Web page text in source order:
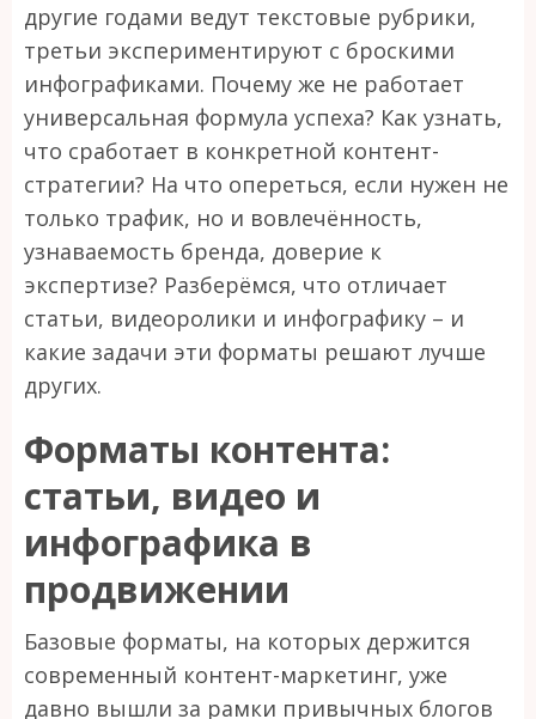
другие годами ведут текстовые рубрики,
третьи экспериментируют с броскими
инфографиками. Почему же не работает
универсальная формула успеха? Как узнать,
что сработает в конкретной контент-
стратегии? На что опереться, если нужен не
только трафик, но и вовлечённость,
узнаваемость бренда, доверие к
экспертизе? Разберёмся, что отличает
статьи, видеоролики и инфографику – и
какие задачи эти форматы решают лучше
других.
Форматы контента:
статьи, видео и
инфографика в
продвижении
Базовые форматы, на которых держится
современный контент-маркетинг, уже
давно вышли за рамки привычных блогов